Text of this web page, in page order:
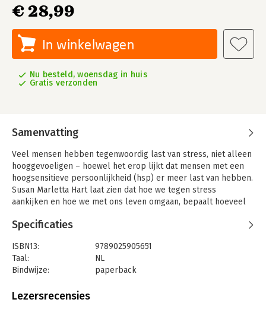
€ 28,99
In winkelwagen
Nu besteld, woensdag in huis
Gratis verzonden
Samenvatting
Veel mensen hebben tegenwoordig last van stress, niet alleen
hooggevoeligen – hoewel het erop lijkt dat mensen met een
hoogsensitieve persoonlijkheid (hsp) er meer last van hebben.
Susan Marletta Hart laat zien dat hoe we tegen stress
aankijken en hoe we met ons leven omgaan, bepaalt hoeveel
stress óf kijken naar levensvreugde. In dit boek onderzoekt
spanning, en welke ons ontspanning en genot kunnen
brengen. Daarbij geeft ze ook yoga-oefeningen en meditaties
om direct verlichting te brengen.
Specificaties
ISBN13:
9789025905651
Taal:
NL
Bindwijze:
paperback
Uitgever:
Lezersrecensies